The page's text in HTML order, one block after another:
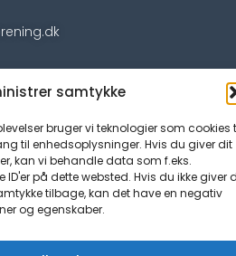
samtykke
bruger vi teknologier som cookies
til enhedsoplysninger. Hvis du giver dit
kan vi behandle data som f.eks.
på dette websted. Hvis du ikke giver
tilbage, kan det have en negativ
og egenskaber.
fagforening.dk